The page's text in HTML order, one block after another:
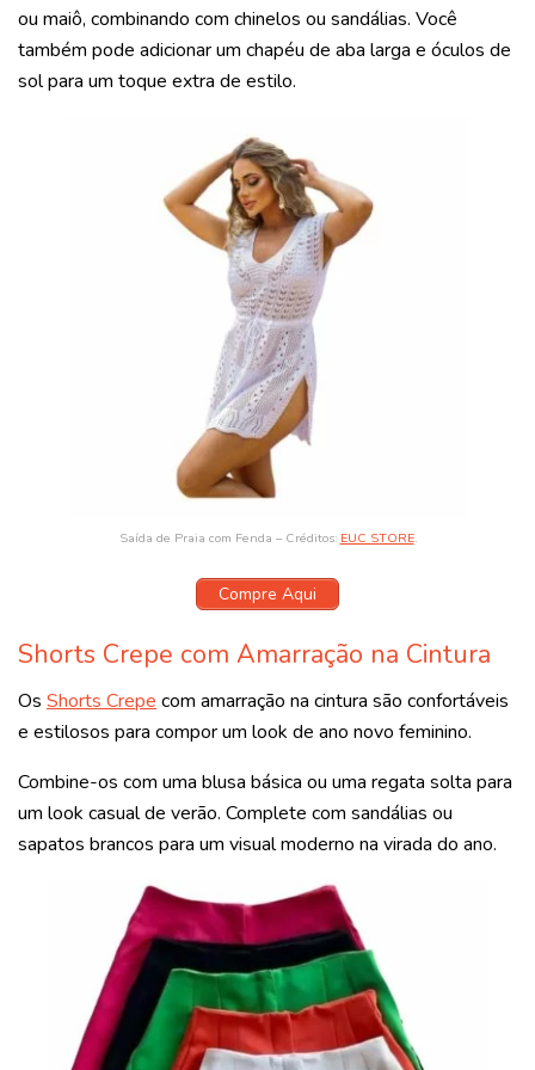
ou maiô, combinando com chinelos ou sandálias. Você
também pode adicionar um chapéu de aba larga e óculos de
sol para um toque extra de estilo.
Saída de Praia com Fenda – Créditos: EUC STORE.
Compre Aqui
Shorts Crepe com Amarração na Cintura
Os Shorts Crepe com amarração na cintura são confortáveis
e estilosos para compor um look de ano novo feminino.
Combine-os com uma blusa básica ou uma regata solta para
um look casual de verão. Complete com sandálias ou
sapatos brancos para um visual moderno na virada do ano.